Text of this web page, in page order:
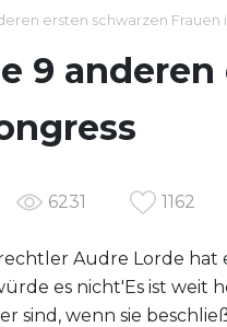
ersten schwarzen Frauen
9 anderen
6231 1162
Audre Lorde hat
es nicht'Es ist weit
sind, wenn sie